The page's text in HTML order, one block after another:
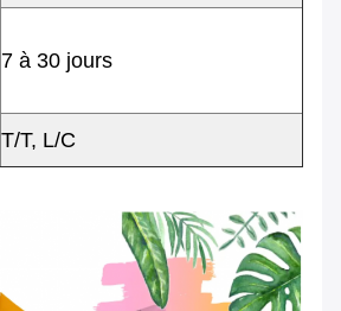
7 à 30 jours
T/T, L/C